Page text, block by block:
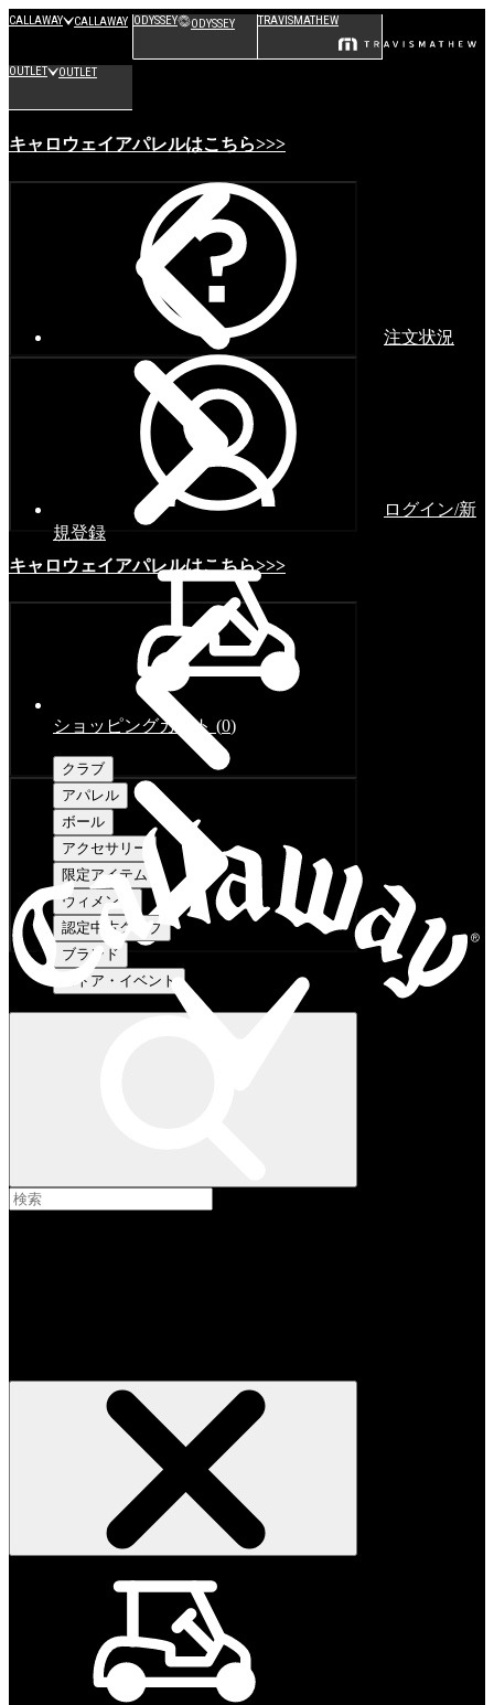
CALLAWAY CALLAWAY ODYSSEY ODYSSEY TRAVISMATHEW
OUTLET OUTLET
キャロウェイアパレルはこちら>>>
キャロウェイアパレルはこちら>>>
注文状況
ログイン/新
規登録
ショッピングカート (0)
クラブ
アパレル
ボール
アクセサリー
限定アイテム
ウィメンズ
認定中古クラブ
ブランド
ストア・イベント